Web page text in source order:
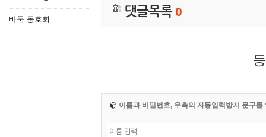
바둑 동호회
댓글목록0
이름과 비밀번호, 우측의 자동입력방지 문구를